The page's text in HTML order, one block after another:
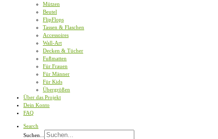
Mützen
Beutel
FlipFlops
Tassen & Flaschen
Accessoires
Wall-Art
Decken & Tücher
Fußmatten
Für Frauen
Für Männer
Für Kids
Übergrößen
Über das Projekt
Dein Konto
FAQ
Search
Suchen...